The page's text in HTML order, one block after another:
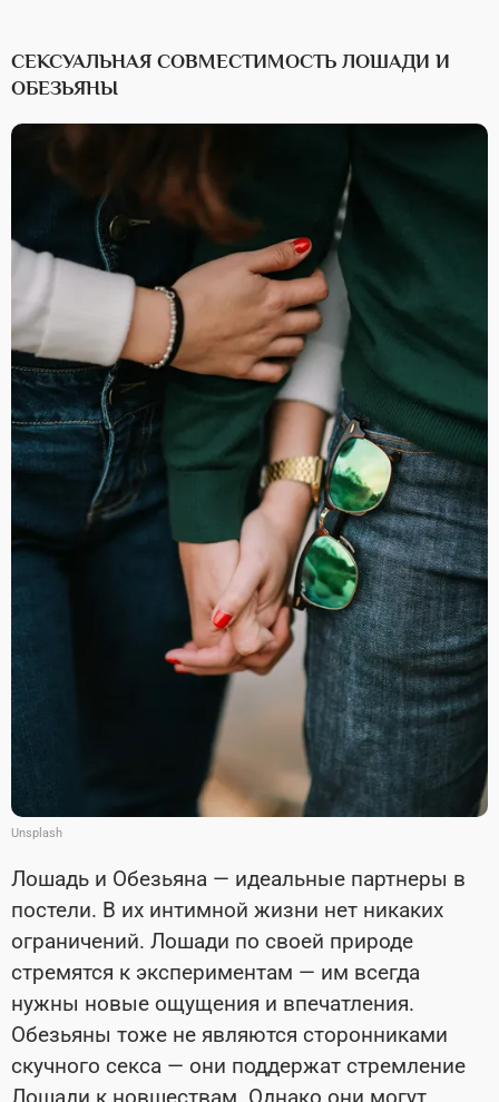
СЕКСУАЛЬНАЯ СОВМЕСТИМОСТЬ ЛОШАДИ И
ОБЕЗЬЯНЫ
Unsplash
Лошадь и Обезьяна — идеальные партнеры в
постели. В их интимной жизни нет никаких
ограничений. Лошади по своей природе
стремятся к экспериментам — им всегда
нужны новые ощущения и впечатления.
Обезьяны тоже не являются сторонниками
скучного секса — они поддержат стремление